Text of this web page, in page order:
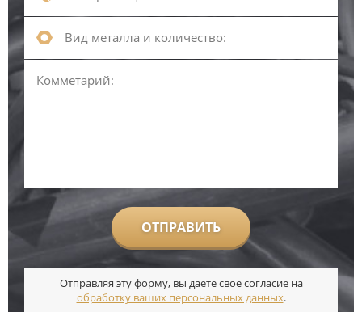
ОТПРАВИТЬ
Отправляя эту форму, вы даете свое согласие на
обработку ваших персональных данных.